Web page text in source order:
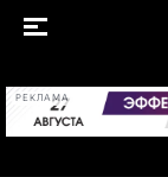
РЕКЛАМА